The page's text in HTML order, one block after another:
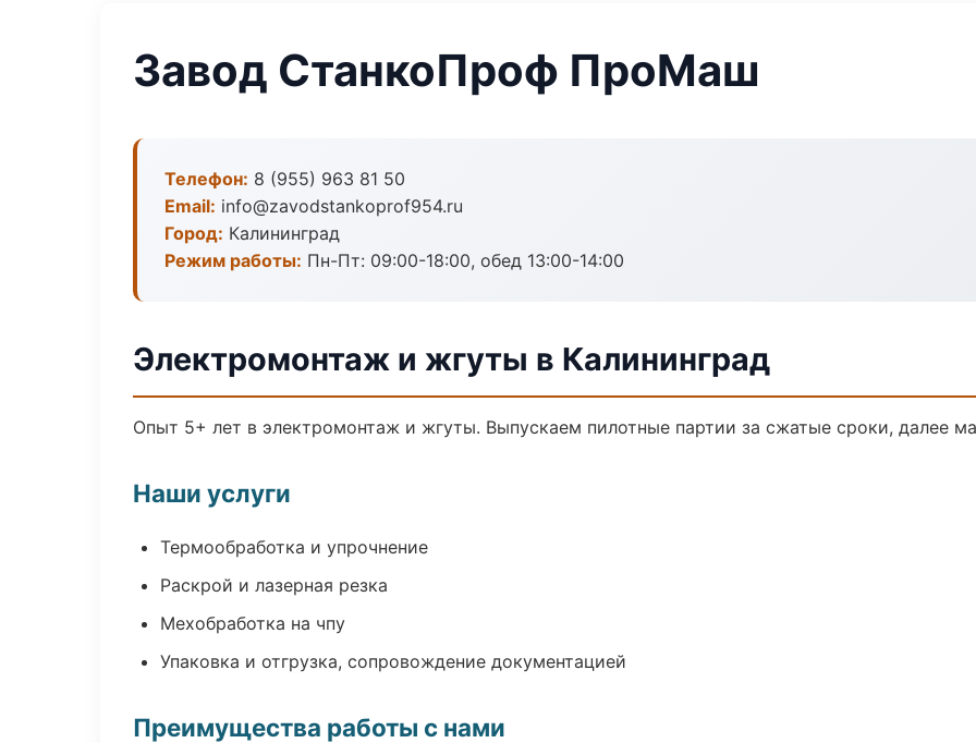
Завод СтанкоПроф ПроМаш
Телефон: 8 (955) 963 81 50
Email: info@zavodstankoprof954.ru
Город: Калининград
Режим работы: Пн-Пт: 09:00-18:00, обед 13:00-14:00
Электромонтаж и жгуты в Калининград
Опыт 5+ лет в электромонтаж и жгуты. Выпускаем пилотные партии за сжатые сроки, далее
Наши услуги
Термообработка и упрочнение
Раскрой и лазерная резка
Мехобработка на чпу
Упаковка и отгрузка, сопровождение документацией
Преимущества работы с нами